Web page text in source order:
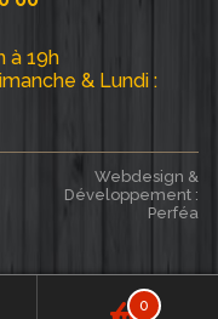
à 19h
& Lundi :
Webdesign &
Développement :
Perféa
0